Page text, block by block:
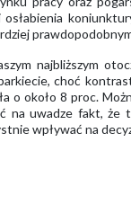
najbliższym
choć
o około 8 proc.
na uwadze fakt, że
wpływać na